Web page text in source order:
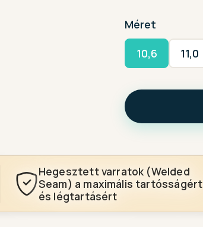
Méret
10,6 11,0
Hegesztett varratok (Welded
Seam) a maximális tartósságért
és légtartásért